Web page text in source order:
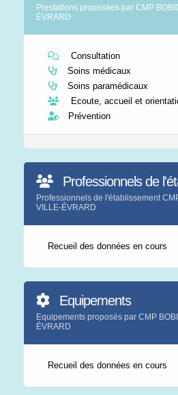
Prestations proposées par CMP
ÉVRARD
Consultation
Soins médicaux
Soins paramédicaux
Ecoute, accueil et
Prévention
Professionnels de
Professionnels de l'établissement
VILLE-ÉVRARD
Recueil des données en cours
Equipements
Equipements proposés par CMP
ÉVRARD
Recueil des données en cours